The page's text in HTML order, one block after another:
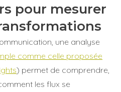
pour mesurer
une analyse
comme celle proposée
) permet de comprendre,
les flux se